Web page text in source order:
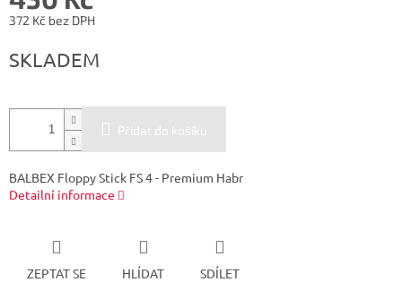
372 Kč bez DPH
cena:
SKLADEM
Přidat do košíku
BALBEX Floppy Stick FS 4 - Premium Habr
Detailní informace
ZEPTAT SE HLÍDAT SDÍLET